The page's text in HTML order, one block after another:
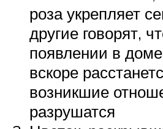
роза укрепляет
другие говорят,
появлении в
вскоре
возникшие
разрушатся